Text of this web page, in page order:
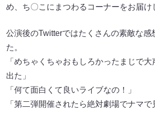
め、ち〇こにまつわるコーナーをお届け
公演後のTwitterではたくさんの素敵な感
た。
「めちゃくちゃおもしろかったまじで
出た」
「何て面白くて良いライブなの！」
「第二弾開催されたら絶対劇場でナマで